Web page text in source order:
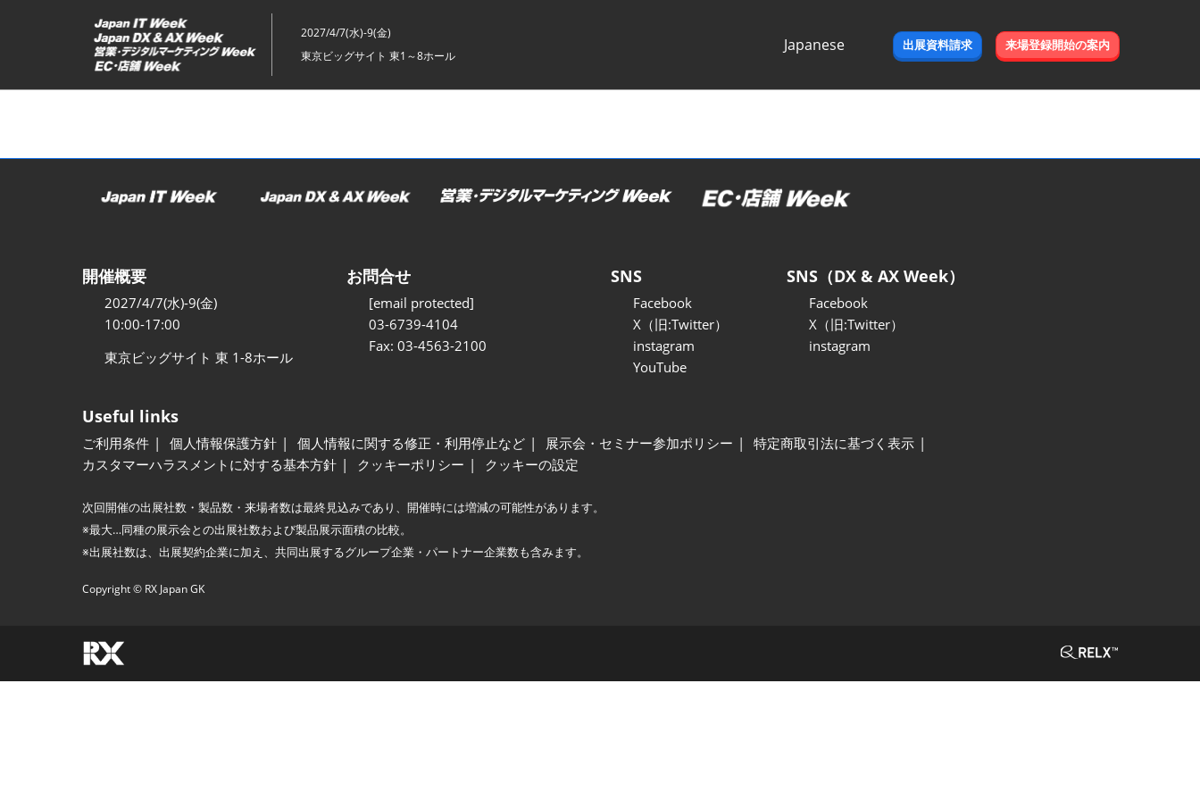
ッ
2027/4/7(水)-9(金)
東京ビッグサイト 東1～8ホール
Japanese
出展資料請求 来場登録開始の案内
開催概要
2027/4/7(水)-9(金)
10:00-17:00
東京ビッグサイト 東 1-8ホール
お問合せ
[email protected]
03-6739-4104
Fax: 03-4563-2100
SNS
Facebook
X（旧:Twitter）
instagram
YouTube
SNS（DX & AX Week）
Facebook
X（旧:Twitter）
instagram
Useful links
ご利用条件 個人情報保護方針 個人情報に関する修正・利用停止など 展示会・セミナー参加ポリシー
特定商取引法に基づく表示
カスタマーハラスメントに対する基本方針
クッキーポリシー クッキーの設定
次回開催の出展社数・製品数・来場者数は最終見込みであり、開催時には増減の可能性があります。
※最大…同種の展示会との出展社数および製品展示面積の比較。
※出展社数は、出展契約企業に加え、共同出展するグループ企業・パートナー企業数も含みます。
Copyright © RX Japan GK